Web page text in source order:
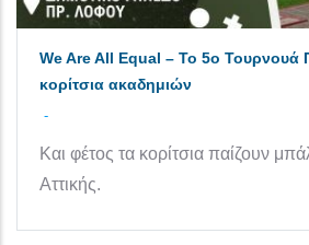
We Are All Equal – Το 5ο Τουρνουά
κορίτσια ακαδημιών
-
Και φέτος τα κορίτσια παίζουν
Αττικής.